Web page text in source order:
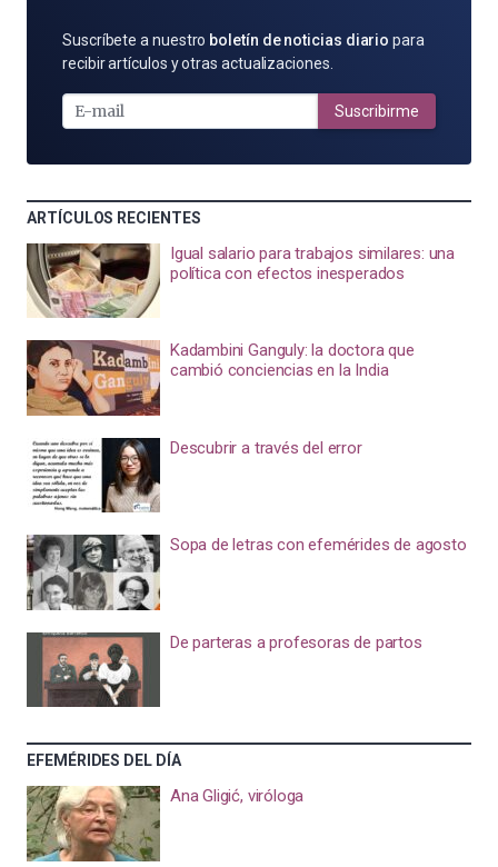
SUSCRÍBETE
POR
MAIL
Suscríbete a nuestro boletín de noticias diario para
recibir artículos y otras actualizaciones.
Suscribirme
ARTÍCULOS RECIENTES
Igual salario para trabajos similares: una
política con efectos inesperados
Kadambini Ganguly: la doctora que
cambió conciencias en la India
Descubrir a través del error
Sopa de letras con efemérides de agosto
De parteras a profesoras de partos
EFEMÉRIDES DEL DÍA
Ana Gligić, viróloga